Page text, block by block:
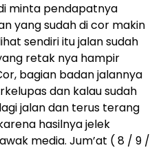
minta pendapatnya
yang sudah di cor makin
sendiri itu jalan sudah
retak nya hampir
bagian badan jalannya
dan kalau sudah
jalan dan terus terang
hasilnya jelek
media. Jum’at ( 8 / 9 /